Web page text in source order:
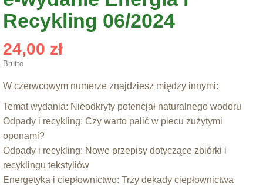
Recykling 06/2024
24,00 zł
Brutto
W czerwcowym numerze znajdziesz między innymi:
Temat wydania: Nieodkryty potencjał naturalnego wodoru
Odpady i recykling: Czy warto palić w piecu zużytymi
oponami?
Odpady i recykling: Nowe przepisy dotyczące zbiórki i
recyklingu tekstyliów
Energetyka i ciepłownictwo: Trzy dekady ciepłownictwa